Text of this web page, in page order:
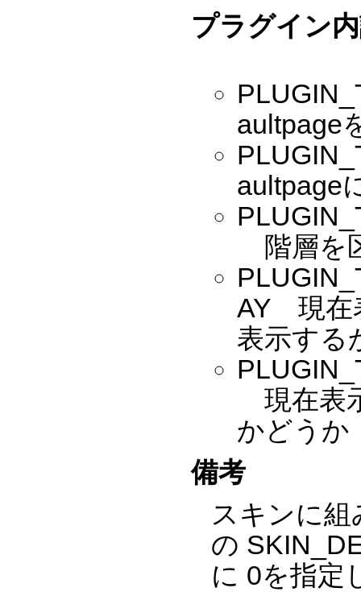
プラグイン
aultpage
aultpage
階層を
AY 現在
表示する
現在表
かどうか
備考
スキンに
の
に 0を指定